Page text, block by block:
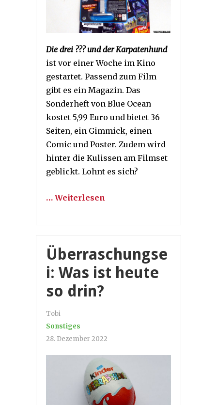
Die drei ??? und der Karpatenhund
ist vor einer Woche im Kino
gestartet. Passend zum Film
gibt es ein Magazin. Das
Sonderheft von Blue Ocean
kostet 5,99 Euro und bietet 36
Seiten, ein Gimmick, einen
Comic und Poster. Zudem wird
hinter die Kulissen am Filmset
geblickt. Lohnt es sich?
… Weiterlesen
Überraschungse
i: Was ist heute
so drin?
Tobi
Sonstiges
28. Dezember 2022